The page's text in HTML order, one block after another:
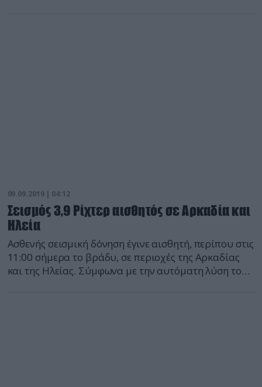
09.09.2019 | 04:12
Σεισμός 3,9 Ρίχτερ αισθητός σε Αρκαδία και
Ηλεία
Ασθενής σεισμική δόνηση έγινε αισθητή, περίπου στις
11:00 σήμερα το βράδυ, σε περιοχές της Αρκαδίας
και της Ηλείας. Σύμφωνα με την αυτόματη λύση του